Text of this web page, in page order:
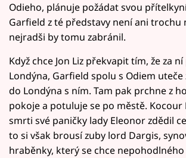
Odieho, plánuje požádat svou
Garfield z té představy není ani trochu
nejradši by tomu zabránil.
Když chce Jon Liz překvapit tím, že za
Londýna, Garfield spolu s Odiem
do Londýna s ním. Tam pak prchne z
pokoje a potuluje se po městě. Kocour
smrti své paničky lady Eleonor zdědil
to si však brousí zuby lord Dargis,
hraběnky, který se chce